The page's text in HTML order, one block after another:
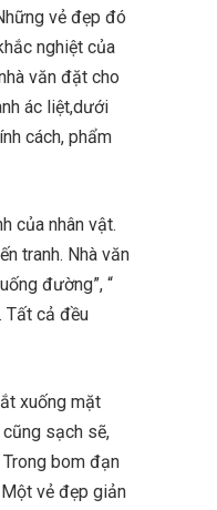
vẻ đẹp đó
nghiệt của
văn đặt cho
ác liệt,dưới
cách, phẩm
của nhân vật.
tranh. Nhà văn
đường”, “
Tất cả đều
xuống mặt
sạch sẽ,
bom đạn
vẻ đẹp giản